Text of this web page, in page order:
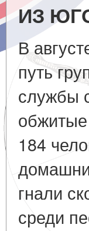
ИЗ
В
путь
службы
184
гнали
среди